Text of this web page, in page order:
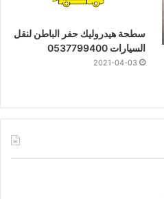
سطحة هيدروليك حفر الباطن لنقل
السيارات 0537799400
2021-04-03